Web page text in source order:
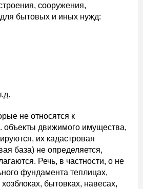
сооружения,
бытовых и иных нужд:
не относятся к
объекты движимого имущества,
их кадастровая
база) не определяется,
Речь, в частности, о не
фундамента теплицах,
бытовках, навесах,